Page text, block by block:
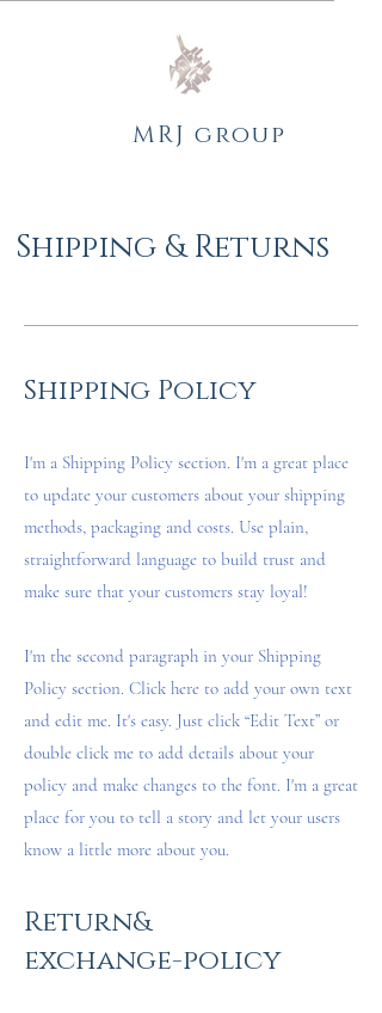
MRJ group
Shipping & Returns
Shipping Policy
I'm a Shipping Policy section. I'm a great place
to update your customers about your shipping
methods, packaging and costs. Use plain,
straightforward language to build trust and
make sure that your customers stay loyal!
I'm the second paragraph in your Shipping
Policy section. Click here to add your own text
and edit me. It's easy. Just click “Edit Text” or
double click me to add details about your
policy and make changes to the font. I'm a great
place for you to tell a story and let your users
know a little more about you.
Return&
exchange-policy